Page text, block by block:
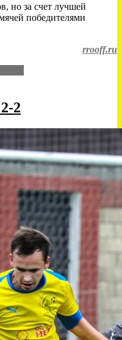
но за счет лучшей
победителями
rrooff.ru
2